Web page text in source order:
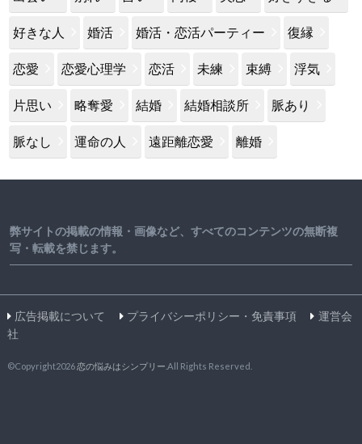
好きな人 婚活 婚活・恋活パーティー 復縁
恋愛 恋愛心理学 恋活 未練 束縛 浮気
片思い 略奪愛 結婚 結婚相談所 脈あり
脈なし 運命の人 遠距離恋愛 離婚
弊サイトの掲載の情報・画像など、すべてのコンテンツの無断複
写・転載を禁じます。
広告掲載について プライバシーポリシー・免責事項
運営会
社
©Copyright2026恋の悩みはシンプリー .All Rights Reserved.